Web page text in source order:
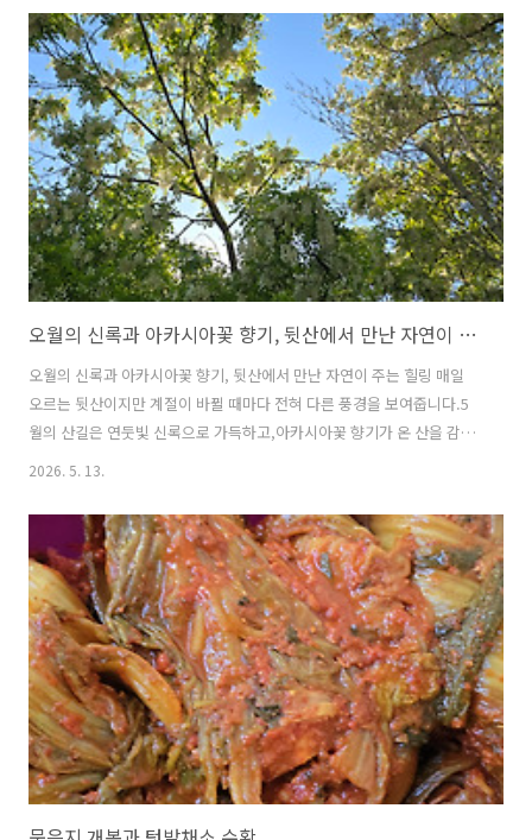
한 연등 달기, 사찰 정리, 점심공양 준비, 열무자박이 담그기까지모두가
한마음으로 움직이는 모습을 보며 큰 감동을 받았습니다. ▲ 대웅전 부처
님께 삼배사찰에 도착하자 가장 먼저 대웅전에서 부처님께 삼배를 올렸
습니다. ▲ 칠성각에서의 기도칠성각에서는 자손의 번창가족의 평안과
소원을 빌었습니다. ▲ 약사전약사전에서는 건강하게 살아가기를 간절
히 기도했습니다.촛불을 밝..
오월의 신록과 아카시아꽃 향기, 뒷산에서 만난 자연이 주는 힐링
오월의 신록과 아카시아꽃 향기, 뒷산에서 만난 자연이 주는 힐링 매일
오르는 뒷산이지만 계절이 바뀔 때마다 전혀 다른 풍경을 보여줍니다.5
월의 산길은 연둣빛 신록으로 가득하고,아카시아꽃 향기가 온 산을 감싸
며 걷는 이의 발길을 붙잡습니다.잠시 걸음을 멈추고 향기를 맡고 있으면
멀리 지리산 능선까지 보이는 풍경은 그 자체로 한 폭의 그림이었습니다.
자연 속에서 바람을 느끼고, 새소리를 듣고,햇살을 온몸으로 받는 시간.
이보다 더 좋은 힐링이 또 있을까요?▲ 아카시아꽃🌸 아카시아꽃 향기오
월이 되면 산길 곳곳에서 아카시아꽃이 피어납니다.하얀 꽃송이들이 주
렁주렁 달리고, 달콤한 향기가 코끝을 자극합니다.발길을 멈추고 한참 동
안 향기에 빠져 있었습니다..
2026. 5. 13.